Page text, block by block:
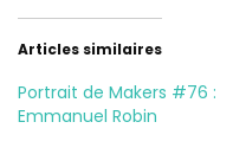
Articles similaires
Portrait de Makers #76 :
Emmanuel Robin